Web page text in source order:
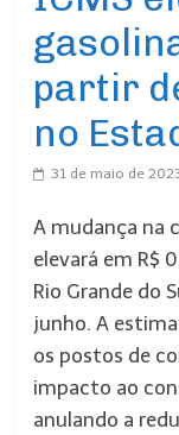
partir
no
31 de maio de
A mudança na
elevará em R$
Rio Grande do
junho. A
os postos de
impacto ao
anulando a